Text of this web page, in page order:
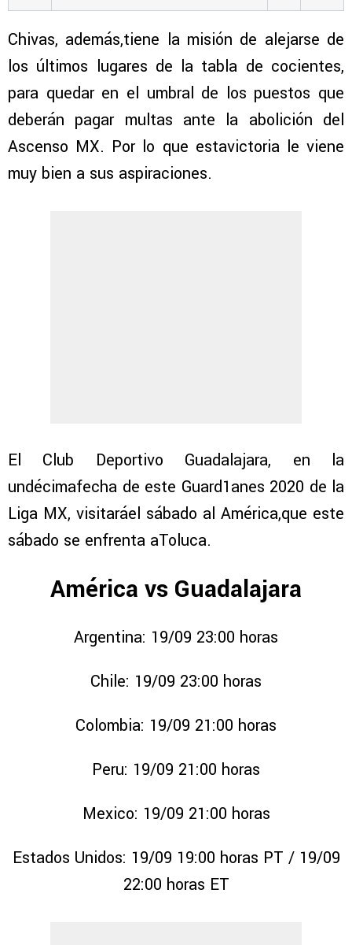
Chivas, además,tiene la misión de alejarse de
los últimos lugares de la tabla de cocientes,
para quedar en el umbral de los puestos que
deberán pagar multas ante la abolición del
Ascenso MX. Por lo que estavictoria le viene
muy bien a sus aspiraciones.
El Club Deportivo Guadalajara, en la
undécimafecha de este Guard1anes 2020 de la
Liga MX, visitaráel sábado al América,que este
sábado se enfrenta aToluca.
América vs Guadalajara
Argentina: 19/09 23:00 horas
Chile: 19/09 23:00 horas
Colombia: 19/09 21:00 horas
Peru: 19/09 21:00 horas
Mexico: 19/09 21:00 horas
Estados Unidos: 19/09 19:00 horas PT / 19/09
22:00 horas ET